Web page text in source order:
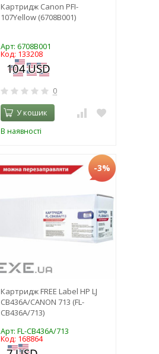
Картридж Canon PFI-
107Yellow (6708B001)
Арт: 6708B001
Код: 133208
0
У кошик
В наявності
-3%
Картридж FREE Label HP LJ
CB436A/CANON 713 (FL-
CB436A/713)
Арт: FL-CB436A/713
Код: 168864